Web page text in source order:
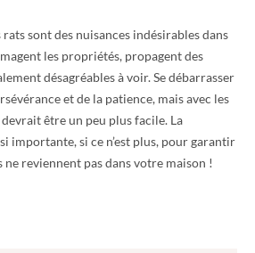
sont des nuisances indésirables dans
les propriétés, propagent des
désagréables à voir. Se débarrasser
et de la patience, mais avec les
être un peu plus facile. La
importante, si ce n’est plus, pour garantir
reviennent pas dans votre maison !